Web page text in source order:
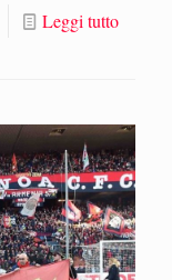
Leggi tutto